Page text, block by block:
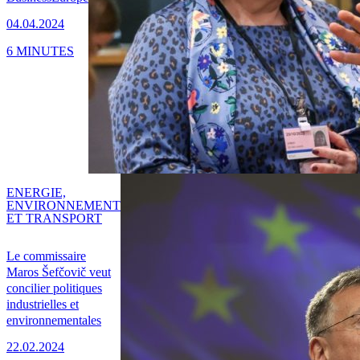
04.04.2024
6 MINUTES
Le commissaire
Maros Šefčovič veut
concilier politiques
industrielles et
environnementales
22.02.2024
ENERGIE,
ENVIRONNEMENT
ET TRANSPORT